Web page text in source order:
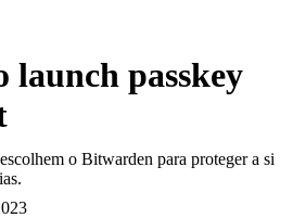
o Bitwarden para proteger a si
passkey